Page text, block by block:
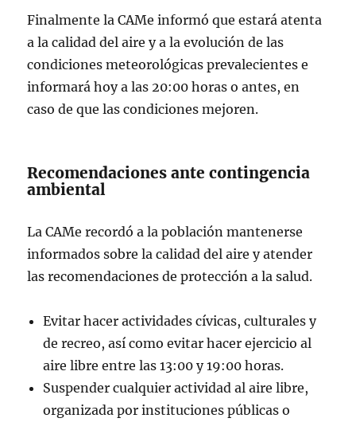
Finalmente la CAMe informó que estará atenta
a la calidad del aire y a la evolución de las
condiciones meteorológicas prevalecientes e
informará hoy a las 20:00 horas o antes, en
caso de que las condiciones mejoren.
Recomendaciones ante contingencia
ambiental
La CAMe recordó a la población mantenerse
informados sobre la calidad del aire y atender
las recomendaciones de protección a la salud.
Evitar hacer actividades cívicas, culturales y
de recreo, así como evitar hacer ejercicio al
aire libre entre las 13:00 y 19:00 horas.
Suspender cualquier actividad al aire libre,
organizada por instituciones públicas o